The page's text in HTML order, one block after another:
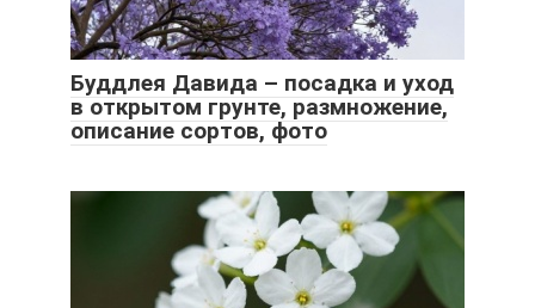
Буддлея Давида – посадка и уход
в открытом грунте, размножение,
описание сортов, фото